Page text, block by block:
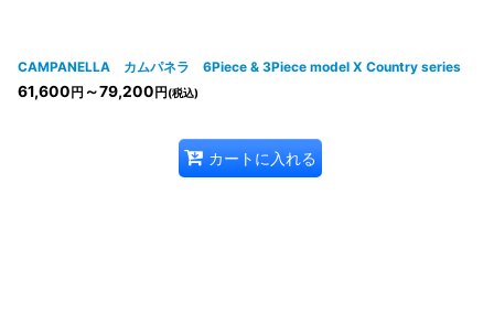
CAMPANELLA カムパネラ 6Piece & 3Piece model X Country series
61,600 円 ～79,200 円 (税込)
カートに入れる